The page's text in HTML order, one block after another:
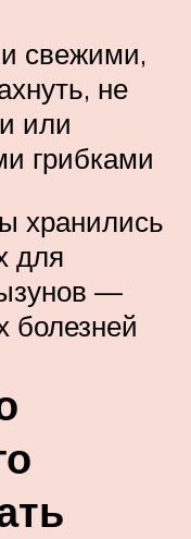
свежими,
не
или
грибками
хранились
для
—
болезней